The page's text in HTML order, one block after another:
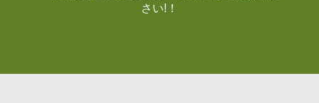
さい!！